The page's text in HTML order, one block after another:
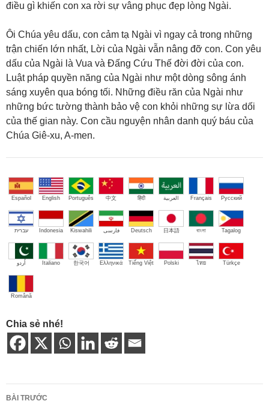
điều gì khiến con xa rời sự vâng phục đẹp lòng Ngài.
Ôi Chúa yêu dấu, con cảm tạ Ngài vì ngay cả trong những
trận chiến lớn nhất, Lời của Ngài vẫn nâng đỡ con. Con yêu
dấu của Ngài là Vua và Đấng Cứu Thế đời đời của con.
Luật pháp quyền năng của Ngài như một dòng sông ánh
sáng xuyên qua bóng tối. Những điều răn của Ngài như
những bức tường thành bảo vệ con khỏi những sự lừa dối
của thế gian này. Con cầu nguyện nhân danh quý báu của
Chúa Giê-xu, A-men.
Español English Português 中文 हिंदी العربية Français Русский
עברית Indonesia Kiswahili فارسی Deutsch 日本語 বাংলা Tagalog
اُردو Italiano 한국어 Ελληνικά Tiếng Việt Polski ไทย Türkçe
Română
Chia sẻ nhé!
Điều
BÀI TRƯỚC